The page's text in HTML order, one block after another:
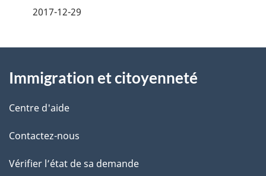
i
l
s
d
2017-12-29
propos
de
ce
site
Immigration et citoyenneté
Centre d'aide
Contactez-nous
Vérifier l’état de sa demande